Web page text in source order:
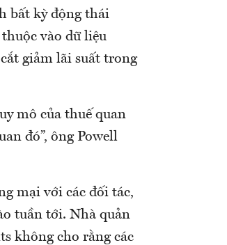
bất kỳ động thái
vào dữ liệu
giảm lãi suất trong
mô của thuế quan
đó”, ông Powell
mại với các đối tác,
tuần tới. Nhà quản
không cho rằng các